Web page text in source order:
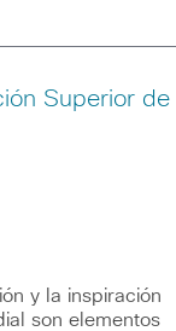
Superior de
y la inspiración
son elementos